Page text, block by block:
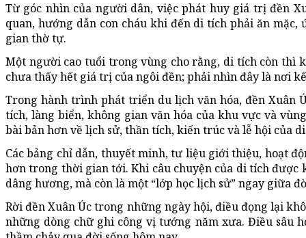
Từ góc nhìn của người dân, việc phát huy giá trị đền
quan, hướng dẫn con cháu khi đến di tích phải ăn
gian thờ tự.
Một người cao tuổi trong vùng cho rằng, di tích còn thì
chưa thấy hết giá trị của ngôi đền; phải nhìn đây là nơi
Trong hành trình phát triển du lịch văn hóa, đền Xuân
tích, làng biển, không gian văn hóa của khu vực và
bài bản hơn về lịch sử, thần tích, kiến trúc và lễ hội của
Các bảng chỉ dẫn, thuyết minh, tư liệu giới thiệu, hoạt
hơn trong thời gian tới. Khi câu chuyện của di tích được
dâng hương, mà còn là một “lớp học lịch sử” ngay giữa
Rời đền Xuân Úc trong những ngày hội, điều đọng lại
những dòng chữ ghi công vị tướng năm xưa. Điều sâu